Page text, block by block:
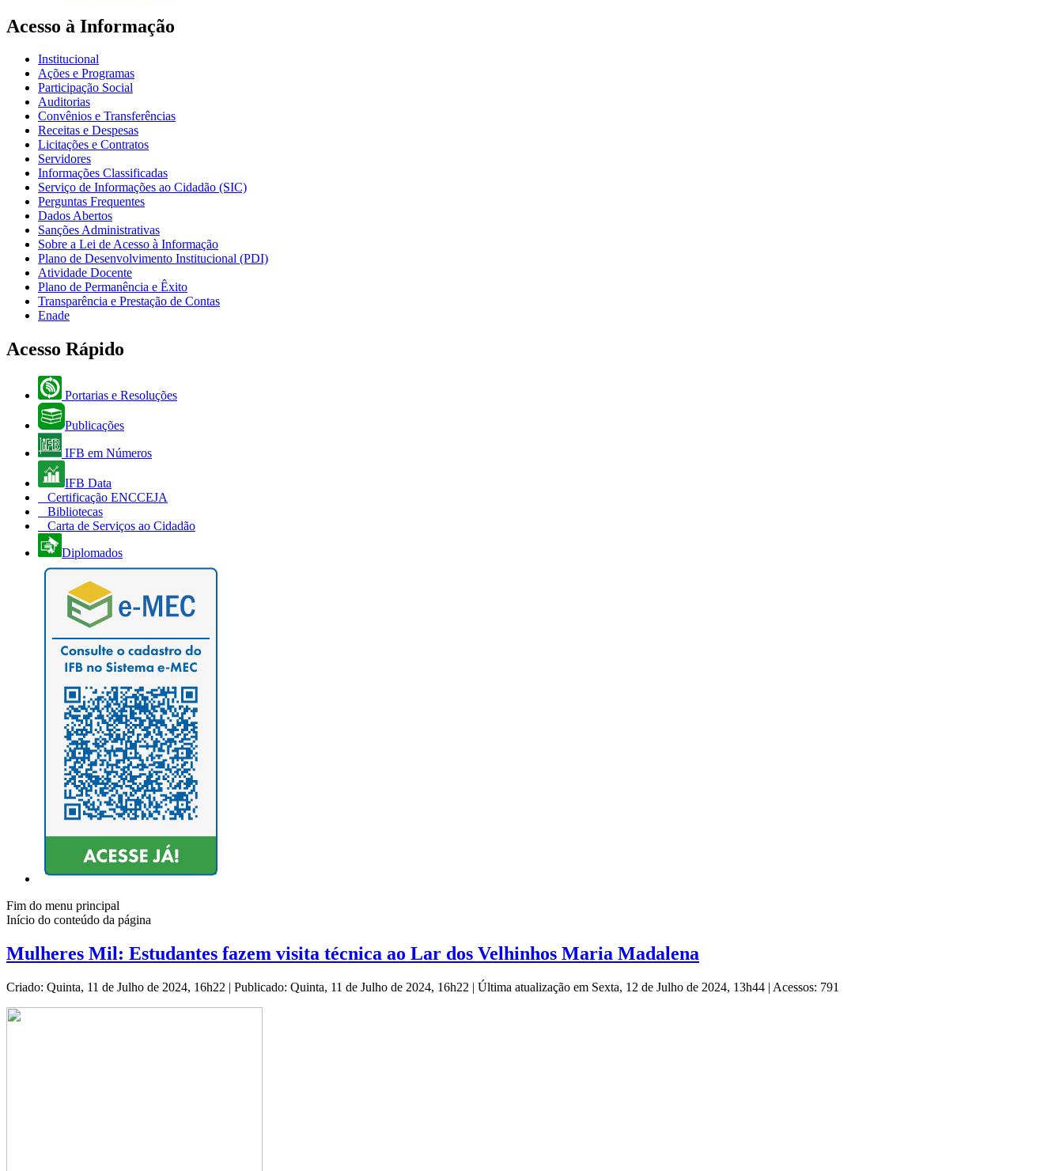
Acesso à Informação
Institucional
Ações e Programas
Participação Social
Auditorias
Convênios e Transferências
Receitas e Despesas
Licitações e Contratos
Servidores
Informações Classificadas
Serviço de Informações ao Cidadão (SIC)
Perguntas Frequentes
Dados Abertos
Sanções Administrativas
Sobre a Lei de Acesso à Informação
Plano de Desenvolvimento Institucional (PDI)
Atividade Docente
Plano de Permanência e Êxito
Transparência e Prestação de Contas
Enade
Acesso Rápido
Portarias e Resoluções
Publicações
IFB em Números
IFB Data
Certificação ENCCEJA
Bibliotecas
Carta de Serviços ao Cidadão
Diplomados
Fim do menu principal
Início do conteúdo da página
Mulheres Mil: Estudantes fazem visita técnica ao Lar dos Velhinhos Maria Madalena
Criado: Quinta, 11 de Julho de 2024, 16h22 | Publicado: Quinta, 11 de Julho de 2024, 16h22 | Última atualização em Sexta, 12 de Julho de 2024, 13h44 | Acessos: 791